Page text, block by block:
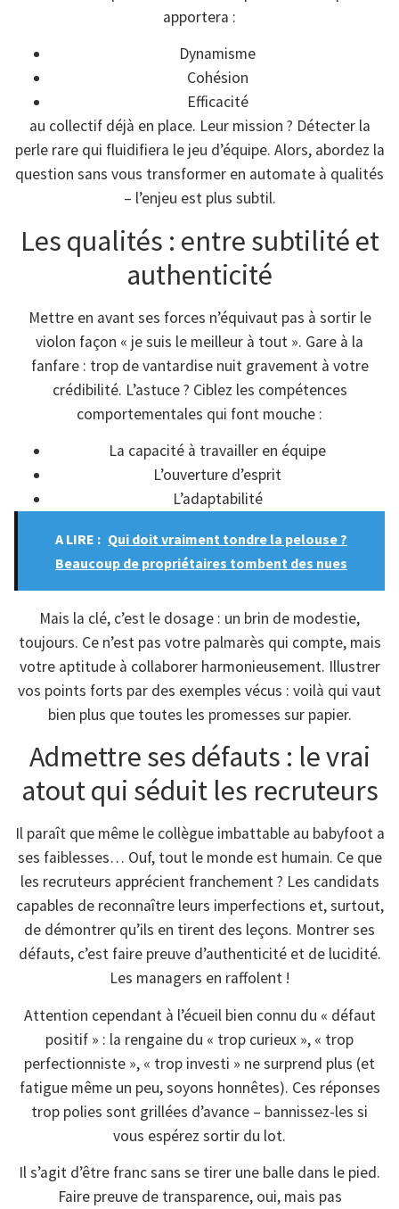
apportera :
Dynamisme
Cohésion
Efficacité
au collectif déjà en place. Leur mission ? Détecter la
perle rare qui fluidifiera le jeu d’équipe. Alors, abordez la
question sans vous transformer en automate à qualités
– l’enjeu est plus subtil.
Les qualités : entre subtilité et
authenticité
Mettre en avant ses forces n’équivaut pas à sortir le
violon façon « je suis le meilleur à tout ». Gare à la
fanfare : trop de vantardise nuit gravement à votre
crédibilité. L’astuce ? Ciblez les compétences
comportementales qui font mouche :
La capacité à travailler en équipe
L’ouverture d’esprit
L’adaptabilité
A LIRE : Qui doit vraiment tondre la pelouse ?
Beaucoup de propriétaires tombent des nues
Mais la clé, c’est le dosage : un brin de modestie,
toujours. Ce n’est pas votre palmarès qui compte, mais
votre aptitude à collaborer harmonieusement. Illustrer
vos points forts par des exemples vécus : voilà qui vaut
bien plus que toutes les promesses sur papier.
Admettre ses défauts : le vrai
atout qui séduit les recruteurs
Il paraît que même le collègue imbattable au babyfoot a
ses faiblesses… Ouf, tout le monde est humain. Ce que
les recruteurs apprécient franchement ? Les candidats
capables de reconnaître leurs imperfections et, surtout,
de démontrer qu’ils en tirent des leçons. Montrer ses
défauts, c’est faire preuve d’authenticité et de lucidité.
Les managers en raffolent !
Attention cependant à l’écueil bien connu du « défaut
positif » : la rengaine du « trop curieux », « trop
perfectionniste », « trop investi » ne surprend plus (et
fatigue même un peu, soyons honnêtes). Ces réponses
trop polies sont grillées d’avance – bannissez-les si
vous espérez sortir du lot.
Il s’agit d’être franc sans se tirer une balle dans le pied.
Faire preuve de transparence, oui, mais pas